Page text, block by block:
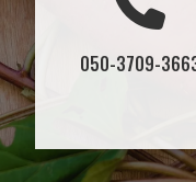
050-3709-